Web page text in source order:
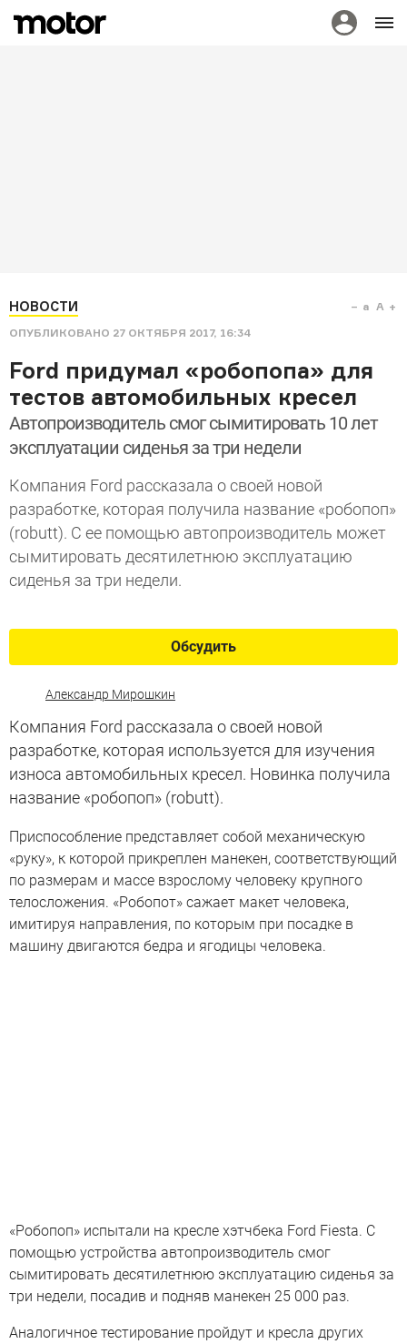
НОВОСТИ
ОПУБЛИКОВАНО 27 ОКТЯБРЯ 2017, 16:34
a A
Ford придумал «робопопа» для
тестов автомобильных кресел
Автопроизводитель смог сымитировать 10 лет
эксплуатации сиденья за три недели
Компания Ford рассказала о своей новой
разработке, которая получила название «робопоп»
(robutt). С ее помощью автопроизводитель может
сымитировать десятилетнюю эксплуатацию
сиденья за три недели.
Обсудить
Александр Мирошкин
Компания Ford рассказала о своей новой
разработке, которая используется для изучения
износа автомобильных кресел. Новинка получила
название «робопоп» (robutt).
Приспособление представляет собой механическую
«руку», к которой прикреплен манекен, соответствующий
по размерам и массе взрослому человеку крупного
телосложения. «Робопот» сажает макет человека,
имитируя направления, по которым при посадке в
машину двигаются бедра и ягодицы человека.
«Робопоп» испытали на кресле хэтчбека Ford Fiesta. С
помощью устройства автопроизводитель смог
сымитировать десятилетнюю эксплуатацию сиденья за
три недели, посадив и подняв манекен 25 000 раз.
Аналогичное тестирование пройдут и кресла других